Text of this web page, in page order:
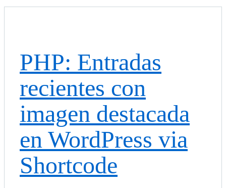
PHP: Entradas
recientes con
imagen destacada
en WordPress via
Shortcode